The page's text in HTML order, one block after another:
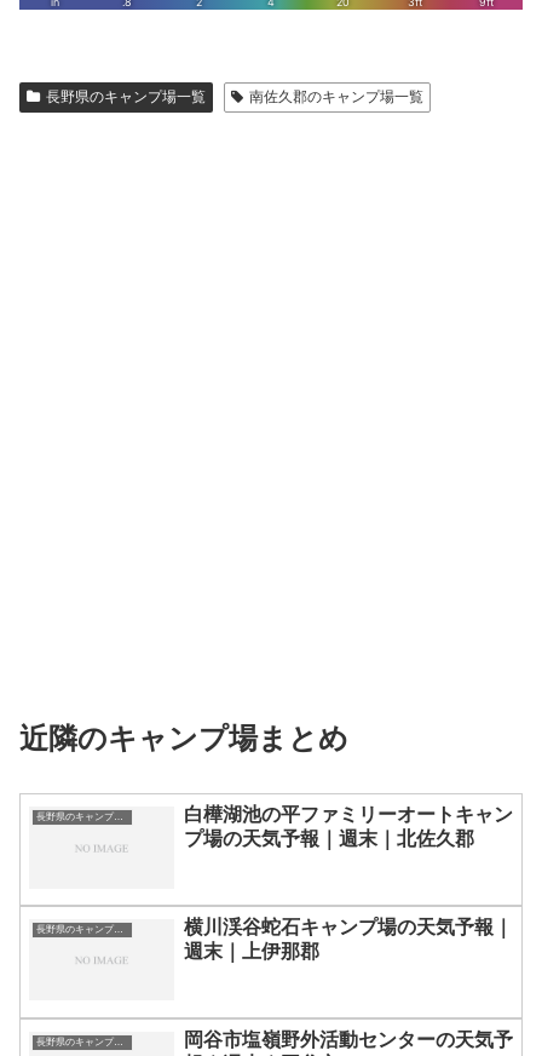
長野県のキャンプ場一覧 南佐久郡のキャンプ場一覧
近隣のキャンプ場まとめ
長野県のキャンプ場一覧
白樺湖池の平ファミリーオートキャン
プ場の天気予報｜週末｜北佐久郡
長野県のキャンプ場一覧
横川渓谷蛇石キャンプ場の天気予報｜
週末｜上伊那郡
長野県のキャンプ場一覧
岡谷市塩嶺野外活動センターの天気予